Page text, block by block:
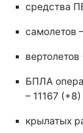
средства
самолетов
БПЛА
– 11167
крылатых